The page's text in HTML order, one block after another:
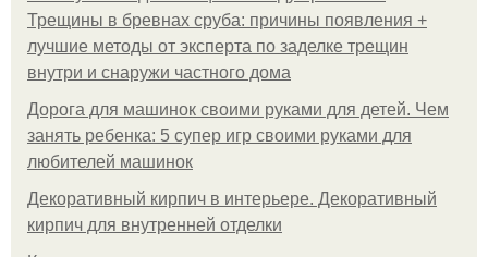
Трещины в бревнах сруба: причины появления +
лучшие методы от эксперта по заделке трещин
внутри и снаружи частного дома
Дорога для машинок своими руками для детей. Чем
занять ребенка: 5 супер игр своими руками для
любителей машинок
Декоративный кирпич в интерьере. Декоративный
кирпич для внутренней отделки